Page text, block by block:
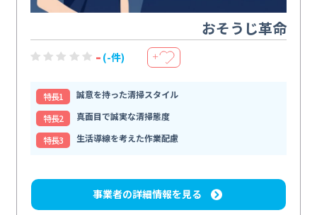
おそうじ革命
- (-件) ＋
特⻑1
誠意を持った清掃スタイル
特⻑2
真面目で誠実な清掃態度
特⻑3
生活導線を考えた作業配慮
事業者の詳細情報を見る